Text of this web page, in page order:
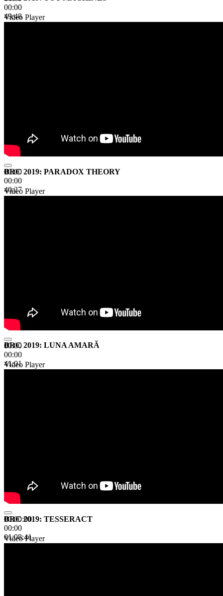
00:00
49:48
Video Player
00:00
00:00
40:27
BRC 2019: PARADOX THEORY
Video Player
00:00
00:00
41:01
BRC 2019: LUNA AMARĂ
Video Player
00:00:00
00:00
01:08:41
BRC 2019: TESSERACT
Video Player